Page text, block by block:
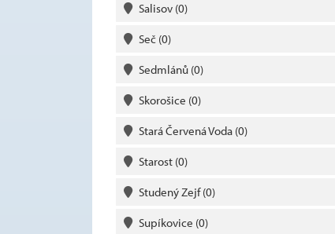
Salisov (0)
Seč (0)
Sedmlánů (0)
Skorošice (0)
Stará Červená Voda (0)
Starost (0)
Studený Zejf(0)
Supíkovice (0)